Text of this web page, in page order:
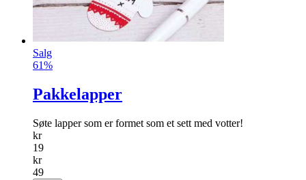
Salg
61%
Pakkelapper
Søte lapper som er formet som et sett med votter!
kr
19
kr
49